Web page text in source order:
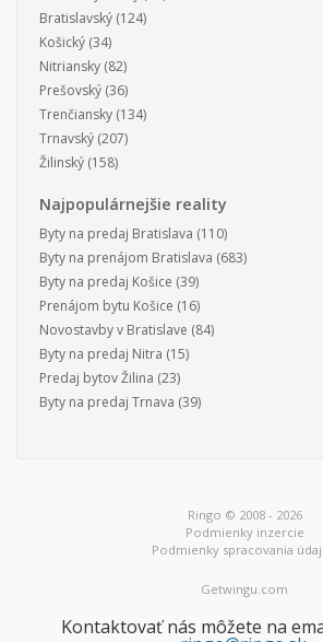
Bratislavský (124)
Košický (34)
Nitriansky (82)
Prešovský (36)
Trenčiansky (134)
Trnavský (207)
Žilinský (158)
Najpopulárnejšie reality
Byty na predaj Bratislava (110)
Byty na prenájom Bratislava (683)
Byty na predaj Košice (39)
Prenájom bytu Košice (16)
Novostavby v Bratislave (84)
Byty na predaj Nitra (15)
Predaj bytov Žilina (23)
Byty na predaj Trnava (39)
Ringo © 2008 - 2026
Podmienky inzercie
Podmienky spracovania
Getwingu.com
Kontaktovať nás môžete na